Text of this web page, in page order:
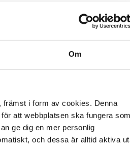
Om
främst i form av cookies. Denna
att webbplatsen ska fungera som
ge dig en mer personlig
och dessa är alltid aktiva
som ofta
blunda för att det finns vissa
om att flickor oftare inleder en
medan pojkar främst
från socialtjänst eller
flickors problematik inte på
själva och internalisera sina
flickor med depression,